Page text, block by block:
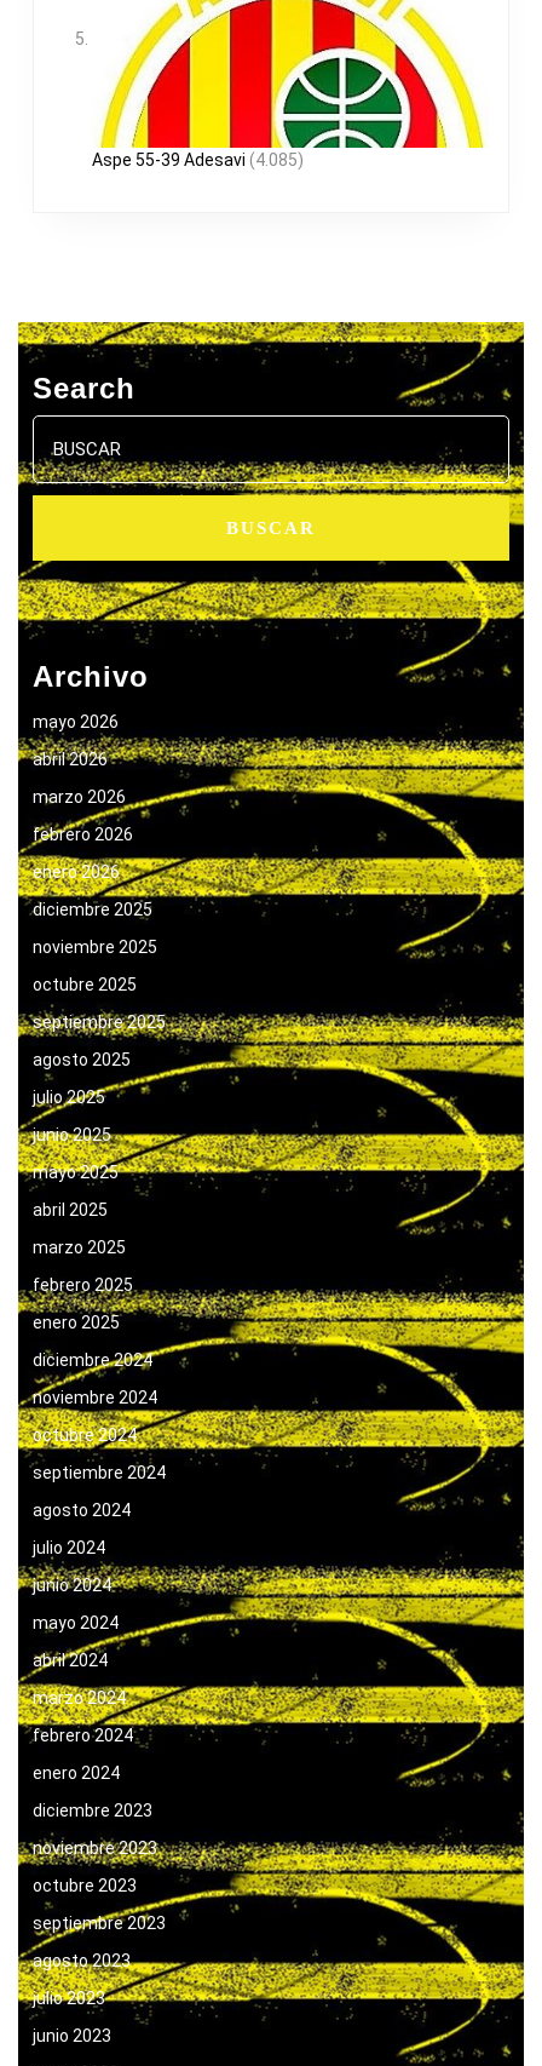
Aspe 55-39 Adesavi (4.085)
Search
Buscar:
Archivo
mayo 2026
abril 2026
marzo 2026
febrero 2026
enero 2026
diciembre 2025
noviembre 2025
octubre 2025
septiembre 2025
agosto 2025
julio 2025
junio 2025
mayo 2025
abril 2025
marzo 2025
febrero 2025
enero 2025
diciembre 2024
noviembre 2024
octubre 2024
septiembre 2024
agosto 2024
julio 2024
junio 2024
mayo 2024
abril 2024
marzo 2024
febrero 2024
enero 2024
diciembre 2023
noviembre 2023
octubre 2023
septiembre 2023
agosto 2023
julio 2023
junio 2023